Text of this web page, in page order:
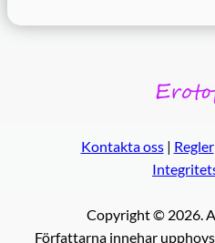
Kontakta oss| Regler
Copyright © 2026.
Författarna innehar